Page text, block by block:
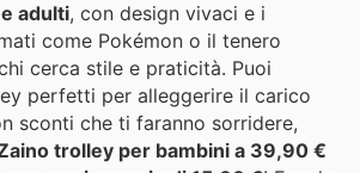
adulti, con design vivaci e i
come Pokémon o il tenero
cerca stile e praticità. Puoi
perfetti per alleggerire il carico
sconti che ti faranno sorridere,
trolley per bambini a 39,90 €